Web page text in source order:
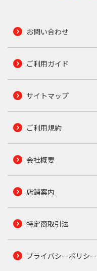
お問い合わせ
ご利用ガイド
サイトマップ
ご利用規約
会社概要
店舗案内
特定商取引法
プライバシーポリシー